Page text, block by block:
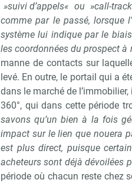
»suivi d’appels« ou »call-
comme par le passé, lorsque
système lui indique par le
les coordonnées du prospect à
manne de contacts sur
levé. En outre, le portail qui a
dans le marché de
360°, qui dans cette période
savons qu’un bien à la fois
impact sur le lien que nouera
est plus direct, puisque
acheteurs sont déjà dévoilées
période où chacun reste chez